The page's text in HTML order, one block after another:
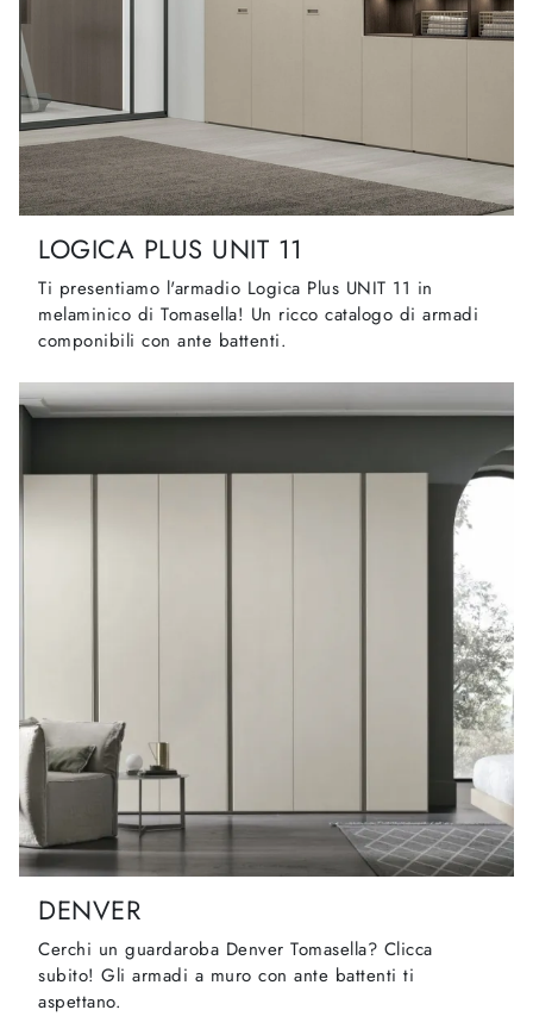
LOGICA PLUS UNIT 11
Ti presentiamo l'armadio Logica Plus UNIT 11 in
melaminico di Tomasella! Un ricco catalogo di armadi
componibili con ante battenti.
DENVER
Cerchi un guardaroba Denver Tomasella? Clicca
subito! Gli armadi a muro con ante battenti ti
aspettano.